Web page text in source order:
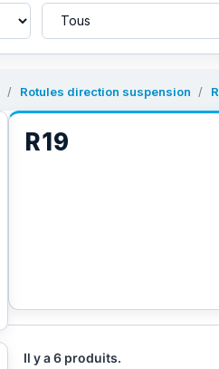
Rotules direction suspension
R19
Il y a 6 produits.